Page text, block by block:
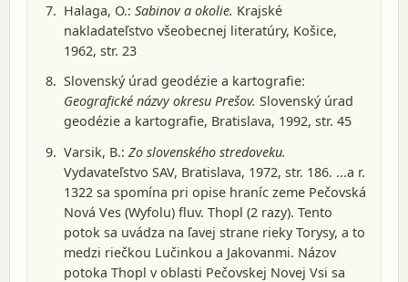
Halaga, O.: Sabinov a okolie. Krajské
nakladateľstvo všeobecnej literatúry, Košice,
1962, str. 23
Slovenský úrad geodézie a kartografie:
Geografické názvy okresu Prešov. Slovenský úrad
geodézie a kartografie, Bratislava, 1992, str. 45
Varsik, B.: Zo slovenského stredoveku.
Vydavateľstvo SAV, Bratislava, 1972, str. 186. ...a r.
1322 sa spomína pri opise hraníc zeme Pečovská
Nová Ves (Wyfolu) fluv. Thopl (2 razy). Tento
potok sa uvádza na ľavej strane rieky Torysy, a to
medzi riečkou Lučinkou a Jakovanmi. Názov
potoka Thopl v oblasti Pečovskej Novej Vsi sa